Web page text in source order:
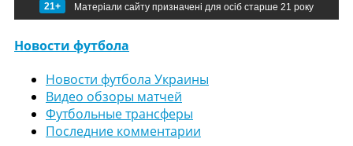
21+ Матеріали сайту призначені для осіб старше 21 року
Новости футбола
Новости футбола Украины
Видео обзоры матчей
Футбольные трансферы
Последние комментарии